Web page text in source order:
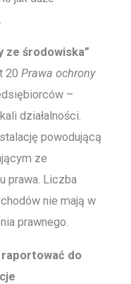
ze środowiska”
20Prawa ochrony
–
działalności.
powodującą
ze
prawa. Liczba
nie mają w
prawnego.
raportować do